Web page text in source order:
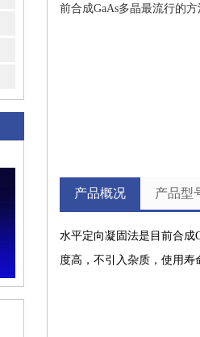
前合成GaAs多晶最流行的
产品概况 产品型
水平定向凝固法是目前合成
度高，不引入杂质，使用